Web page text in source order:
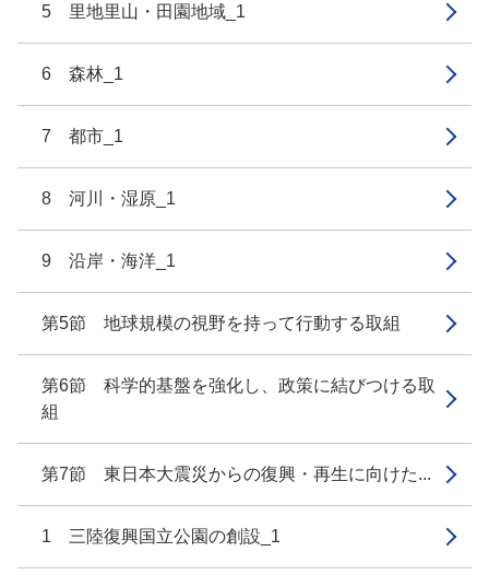
5 里地里山・田園地域_1
6 森林_1
7 都市_1
8 河川・湿原_1
9 沿岸・海洋_1
第5節 地球規模の視野を持って行動する取組
第6節 科学的基盤を強化し、政策に結びつける取
組
第7節 東日本大震災からの復興・再生に向けた...
1 三陸復興国立公園の創設_1